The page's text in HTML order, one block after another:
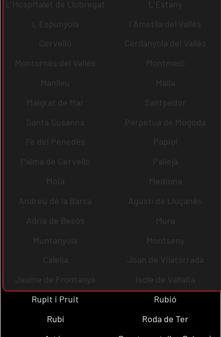
L´Hospitalet de Llobregat
L´Estany
L´Espunyola
l´Ametlla del Vallès
Cervelló
Cerdanyola del Vallès
Montornès del Vallès
Montmeló
Manlleu
Malla
Malgrat de Mar
Santpedor
Santa Susanna
Perpètua de Mogoda
Fe del Penedès
Papiol
Palma de Cervelló
Pallejà
Moià
Mediona
Andreu de la Barca
Agustí de Lluçanès
Adrià de Besòs
Mura
Muntanyola
Montseny
Calella
Joan de Vilatorrada
Jaume de Frontanyà
Iscle de Vallalta
Rupit i Pruit
Rubió
Rubí
Roda de Ter